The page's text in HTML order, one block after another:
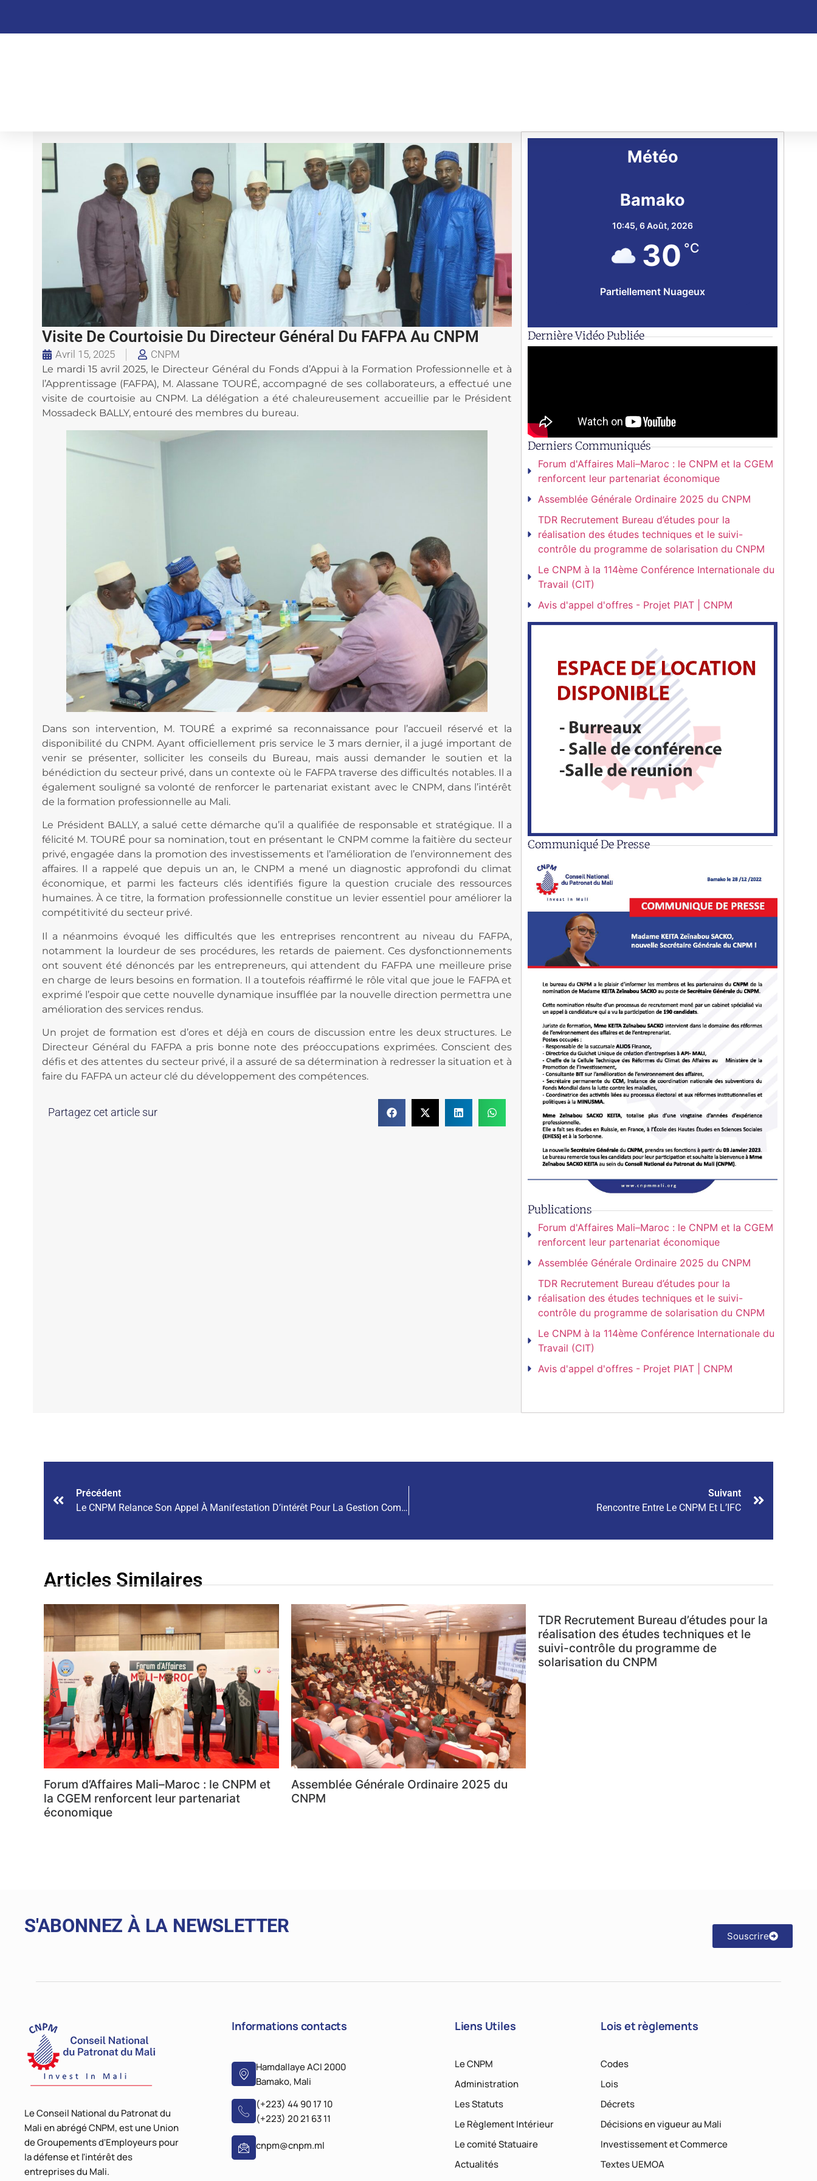
Visite De Courtoisie Du Directeur Général Du FAFPA Au CNPM
Avril 15, 2025 CNPM
Le mardi 15 avril 2025, le Directeur Général du Fonds d’Appui à la Formation Professionnelle et à
l’Apprentissage (FAFPA), M. Alassane TOURÉ, accompagné de ses collaborateurs, a effectué une
visite de courtoisie au CNPM. La délégation a été chaleureusement accueillie par le Président
Mossadeck BALLY, entouré des membres du bureau.
Dans son intervention, M. TOURÉ a exprimé sa reconnaissance pour l’accueil réservé et la
disponibilité du CNPM. Ayant officiellement pris service le 3 mars dernier, il a jugé important de
venir se présenter, solliciter les conseils du Bureau, mais aussi demander le soutien et la
bénédiction du secteur privé, dans un contexte où le FAFPA traverse des difficultés notables. Il a
également souligné sa volonté de renforcer le partenariat existant avec le CNPM, dans l’intérêt
de la formation professionnelle au Mali.
Le Président BALLY, a salué cette démarche qu’il a qualifiée de responsable et stratégique. Il a
félicité M. TOURÉ pour sa nomination, tout en présentant le CNPM comme la faitière du secteur
privé, engagée dans la promotion des investissements et l’amélioration de l’environnement des
affaires. Il a rappelé que depuis un an, le CNPM a mené un diagnostic approfondi du climat
économique, et parmi les facteurs clés identifiés figure la question cruciale des ressources
humaines. À ce titre, la formation professionnelle constitue un levier essentiel pour améliorer la
compétitivité du secteur privé.
Il a néanmoins évoqué les difficultés que les entreprises rencontrent au niveau du FAFPA,
notamment la lourdeur de ses procédures, les retards de paiement. Ces dysfonctionnements
ont souvent été dénoncés par les entrepreneurs, qui attendent du FAFPA une meilleure prise
en charge de leurs besoins en formation. Il a toutefois réaffirmé le rôle vital que joue le FAFPA et
exprimé l’espoir que cette nouvelle dynamique insufflée par la nouvelle direction permettra une
amélioration des services rendus.
Un projet de formation est d’ores et déjà en cours de discussion entre les deux structures. Le
Directeur Général du FAFPA a pris bonne note des préoccupations exprimées. Conscient des
défis et des attentes du secteur privé, il a assuré de sa détermination à redresser la situation et à
faire du FAFPA un acteur clé du développement des compétences.
Partagez cet article sur
Météo
Bamako
10:45,6 Août, 2026
30 °C
Partiellement Nuageux
Dernière Vidéo Publiée
Derniers Communiqués
Forum d'Affaires Mali–Maroc : le CNPM et la CGEM
renforcent leur partenariat économique
Assemblée Générale Ordinaire 2025 du CNPM
TDR Recrutement Bureau d’études pour la
réalisation des études techniques et le suivi-
contrôle du programme de solarisation du CNPM
Le CNPM à la 114ème Conférence Internationale du
Travail (CIT)
Avis d'appel d'offres - Projet PIAT | CNPM
Communiqué De Presse
Publications
Forum d'Affaires Mali–Maroc : le CNPM et la CGEM
renforcent leur partenariat économique
Assemblée Générale Ordinaire 2025 du CNPM
TDR Recrutement Bureau d’études pour la
réalisation des études techniques et le suivi-
contrôle du programme de solarisation du CNPM
Le CNPM à la 114ème Conférence Internationale du
Travail (CIT)
Avis d'appel d'offres - Projet PIAT | CNPM
Précédent
Le CNPM Relance Son Appel À Manifestation D’intérêt Pour La Gestion Commerciale De Ses Espaces Locatives Et Prolonge Les Délais
Suivant
Rencontre Entre Le CNPM Et L’IFC
Articles Similaires
Forum d’Affaires Mali–Maroc : le CNPM et
la CGEM renforcent leur partenariat
économique
Assemblée Générale Ordinaire 2025 du
CNPM
TDR Recrutement Bureau d’études pour la
réalisation des études techniques et le
suivi-contrôle du programme de
solarisation du CNPM
S'ABONNEZ À LA NEWSLETTER Souscrire
Le Conseil National du Patronat du
Mali en abrégé CNPM, est une Union
de Groupements d'Employeurs pour
la défense et l'intérêt des
entreprises du Mali.
Informations contacts
Hamdallaye ACI 2000
Bamako, Mali
(+223) 44 90 17 10
(+223) 20 21 63 11
cnpm@cnpm.ml
Liens Utiles
Le CNPM
Administration
Les Statuts
Le Règlement Intérieur
Le comité Statuaire
Actualités
Lois et règlements
Codes
Lois
Décrets
Décisions en vigueur au Mali
Investissement et Commerce
Textes UEMOA